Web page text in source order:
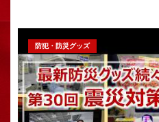
防犯・防災グッズ